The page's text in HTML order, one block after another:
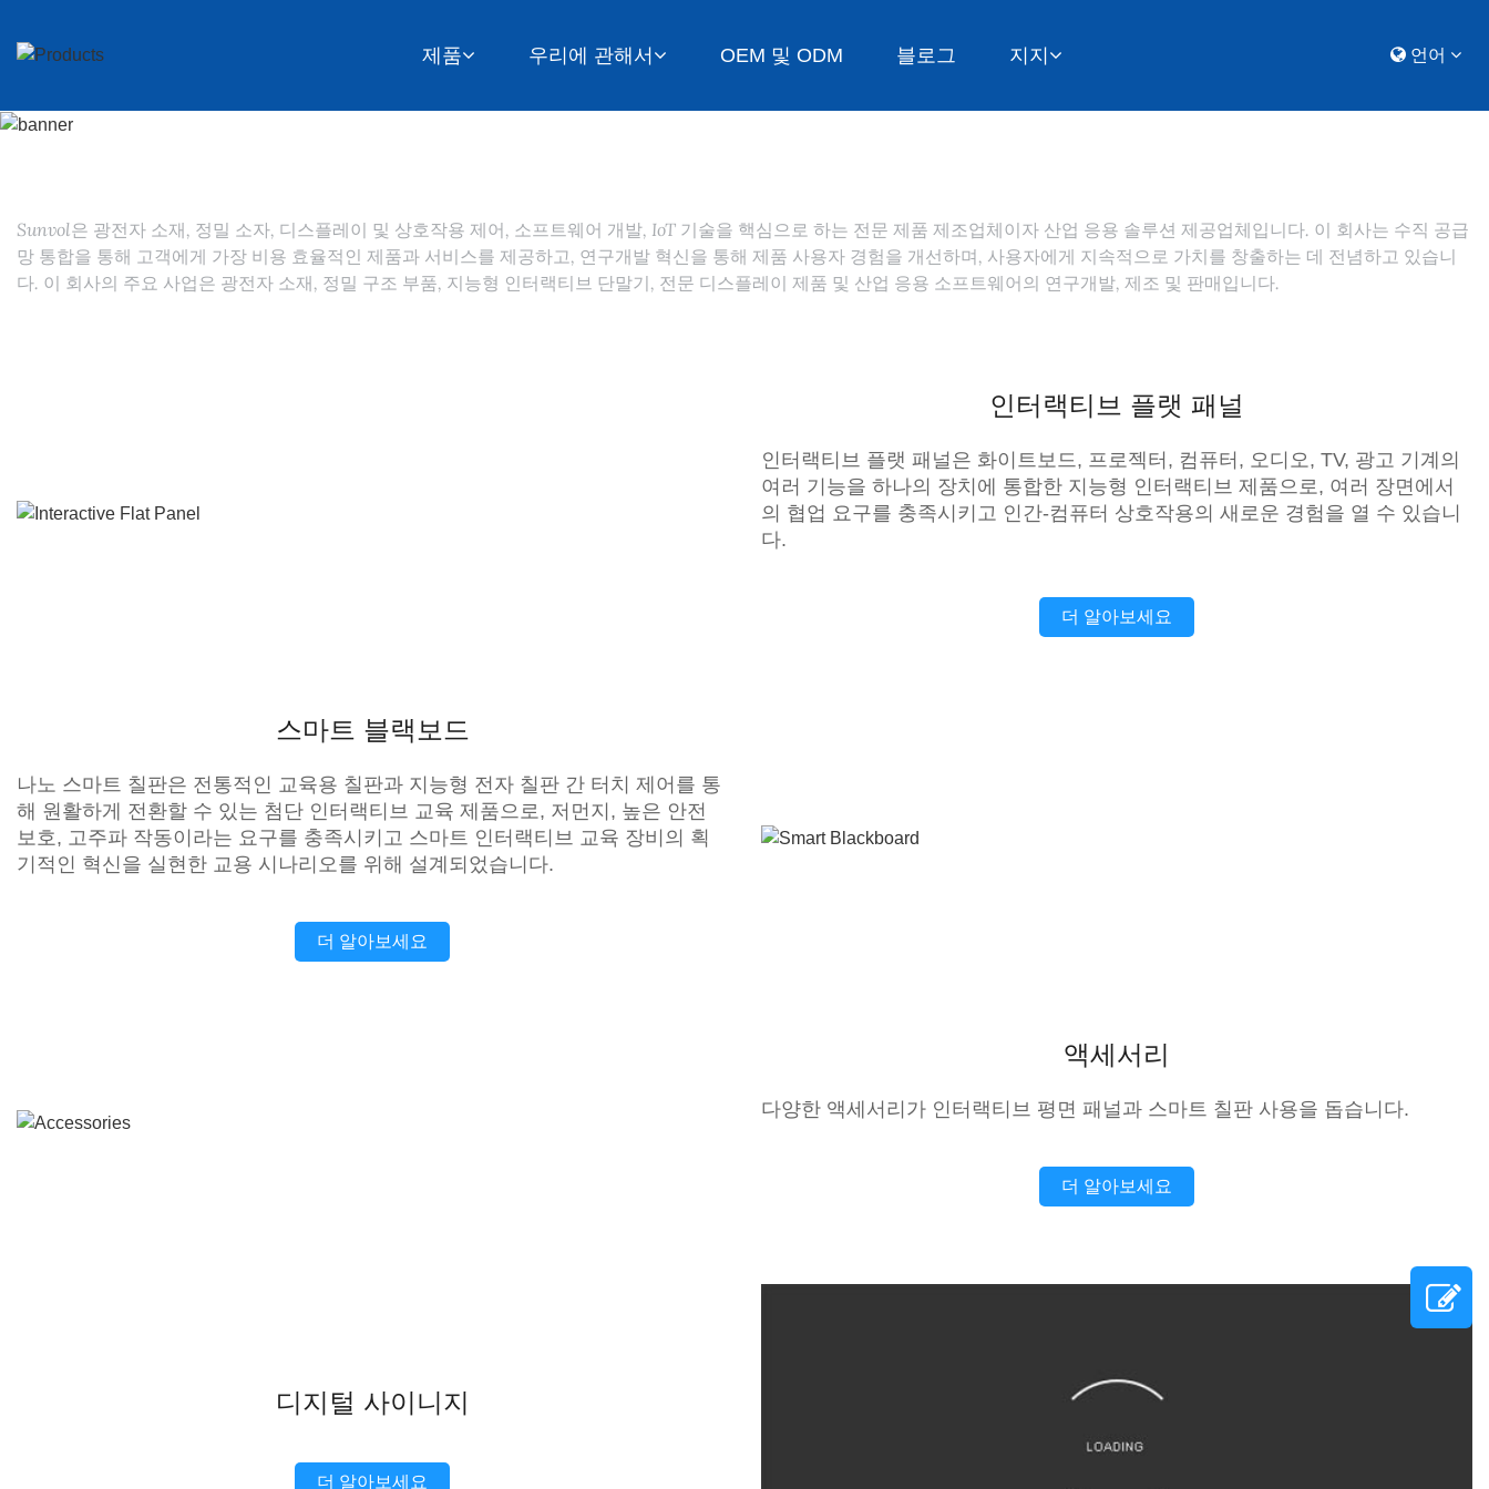
제품 우리에 관해서 OEM 및 ODM 블로그 지지 언어
Sunvol은 광전자 소재, 정밀 소자, 디스플레이 및 상호작용 제어, 소프트웨어 개발, IoT 기술을 핵심으로 하는 전문 제품 제조업체이자 산업 응용 솔루션 제공업체입니다. 이 회사는 수직 공급
망 통합을 통해 고객에게 가장 비용 효율적인 제품과 서비스를 제공하고, 연구개발 혁신을 통해 제품 사용자 경험을 개선하며, 사용자에게 지속적으로 가치를 창출하는 데 전념하고 있습니
다. 이 회사의 주요 사업은 광전자 소재, 정밀 구조 부품, 지능형 인터랙티브 단말기, 전문 디스플레이 제품 및 산업 응용 소프트웨어의 연구개발, 제조 및 판매입니다.
인터랙티브 플랫 패널
인터랙티브 플랫 패널은 화이트보드, 프로젝터, 컴퓨터, 오디오, TV, 광고 기계의
여러 기능을 하나의 장치에 통합한 지능형 인터랙티브 제품으로, 여러 장면에서
의 협업 요구를 충족시키고 인간-컴퓨터 상호작용의 새로운 경험을 열 수 있습니
다.
더 알아보세요
스마트 블랙보드
나노 스마트 칠판은 전통적인 교육용 칠판과 지능형 전자 칠판 간 터치 제어를 통
해 원활하게 전환할 수 있는 첨단 인터랙티브 교육 제품으로, 저먼지, 높은 안전
보호, 고주파 작동이라는 요구를 충족시키고 스마트 인터랙티브 교육 장비의 획
기적인 혁신을 실현한 교용 시나리오를 위해 설계되었습니다.
더 알아보세요
액세서리
다양한 액세서리가 인터랙티브 평면 패널과 스마트 칠판 사용을 돕습니다.
더 알아보세요
디지털 사이니지
더 알아보세요